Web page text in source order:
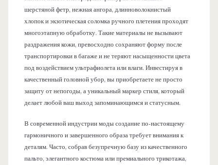
шерстяной фетр, нежная ангора, длинноволокнистый
хлопок и экзотическая соломка ручного плетения проходят
многоэтапную обработку. Такие материалы не вызывают
раздражения кожи, превосходно сохраняют форму после
транспортировки в багаже и не теряют насыщенности цвета
под воздействием ультрафиолета или влаги. Инвестируя в
качественный головной убор, вы приобретаете не просто
защиту от непогоды, а уникальный маркер стиля, который
делает любой ваш выход запоминающимся и статусным.
В современной индустрии моды создание по-настоящему
гармоничного и завершенного образа требует внимания к
деталям. Часто, собрав безупречную базу из качественного
пальто, элегантного костюма или премиального трикотажа,